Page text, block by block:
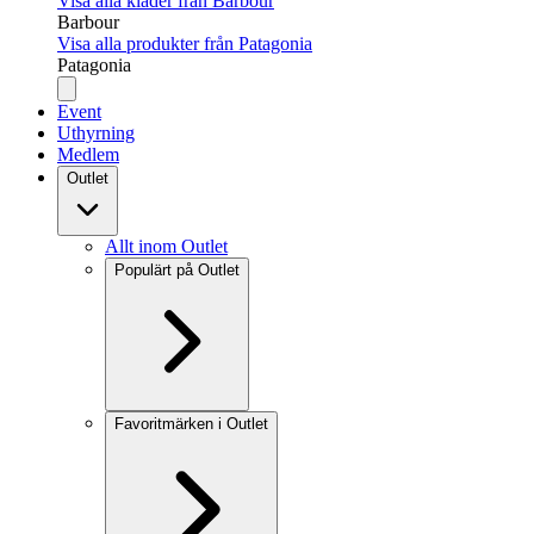
Barbour
Visa alla produkter från Patagonia
Patagonia
Event
Uthyrning
Medlem
Outlet
Allt inom Outlet
Populärt på Outlet
Favoritmärken i Outlet